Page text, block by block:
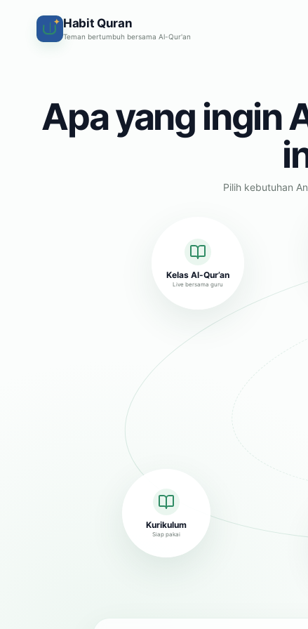
✦ Habit Quran
Teman bertumbuh bersama Al-Qur'an
Apa yang ingin
Pilih kebutuhan
Kelas Al-Qur’an
Live bersama guru
Kurikulum
Siap pakai